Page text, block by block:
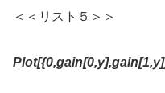
＜＜リスト５＞＞